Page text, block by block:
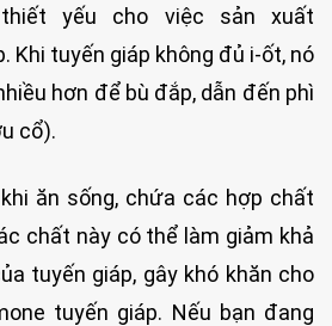
yếu cho việc sản xuất
Khi tuyến giáp không đủ i-ốt, nó
hơn để bù đắp, dẫn đến phì
cổ).
ăn sống, chứa các hợp chất
chất này có thể làm giảm khả
tuyến giáp, gây khó khăn cho
tuyến giáp. Nếu bạn đang